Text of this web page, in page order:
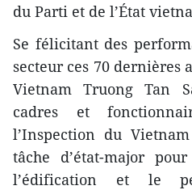
du Parti et de l’État
Se félicitant des
secteur ces 70 dernières
Vietnam Truong Tan
cadres et
l’Inspection du
tâche d’état-major
l’édification et le